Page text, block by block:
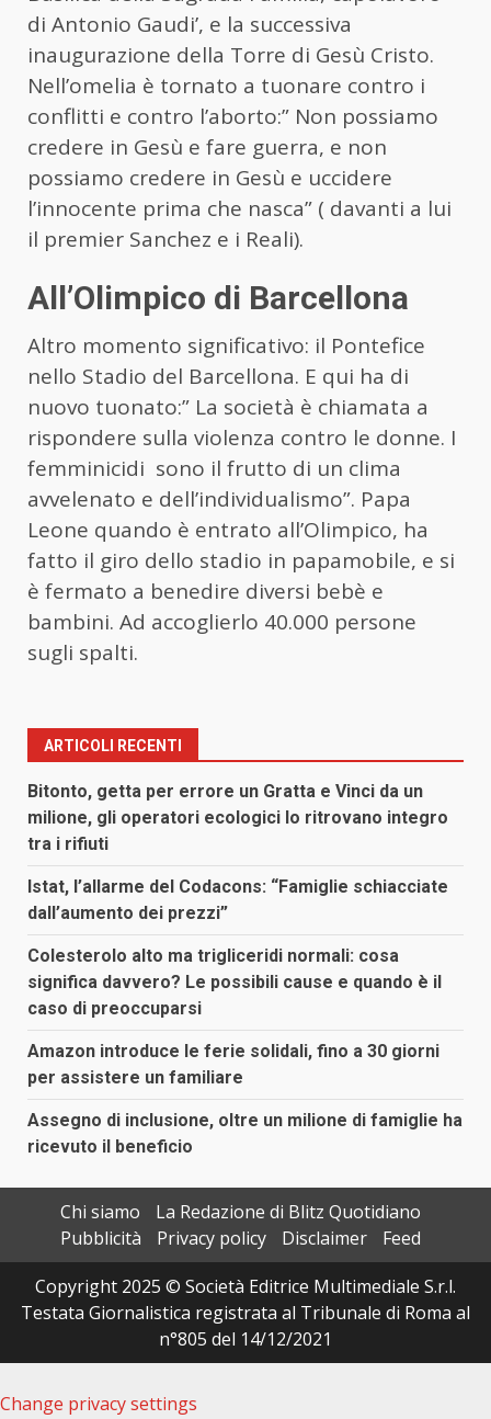
di Antonio Gaudi’, e la successiva
inaugurazione della Torre di Gesù Cristo.
Nell’omelia è tornato a tuonare contro i
conflitti e contro l’aborto:” Non possiamo
credere in Gesù e fare guerra, e non
possiamo credere in Gesù e uccidere
l’innocente prima che nasca” ( davanti a lui
il premier Sanchez e i Reali).
All’Olimpico di Barcellona
Altro momento significativo: il Pontefice
nello Stadio del Barcellona. E qui ha di
nuovo tuonato:” La società è chiamata a
rispondere sulla violenza contro le donne. I
femminicidi sono il frutto di un clima
avvelenato e dell’individualismo”. Papa
Leone quando è entrato all’Olimpico, ha
fatto il giro dello stadio in papamobile, e si
è fermato a benedire diversi bebè e
bambini. Ad accoglierlo 40.000 persone
sugli spalti.
ARTICOLI RECENTI
Bitonto, getta per errore un Gratta e Vinci da un
milione, gli operatori ecologici lo ritrovano integro
tra i rifiuti
Istat, l’allarme del Codacons: “Famiglie schiacciate
dall’aumento dei prezzi”
Colesterolo alto ma trigliceridi normali: cosa
significa davvero? Le possibili cause e quando è il
caso di preoccuparsi
Amazon introduce le ferie solidali, fino a 30 giorni
per assistere un familiare
Assegno di inclusione, oltre un milione di famiglie ha
ricevuto il beneficio
Chi siamo
La Redazione di Blitz Quotidiano
Pubblicità
Privacy policy Disclaimer
Feed
Copyright 2025 © Società Editrice Multimediale S.r.l.
Testata Giornalistica registrata al Tribunale di Roma al
n°805 del 14/12/2021
Change privacy settings